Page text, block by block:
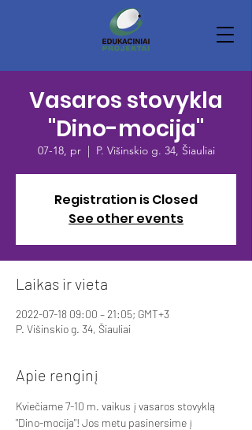
Vasaros stovykla
"Dino-mocija"
07-18, pr
  |
P. Višinskio g. 34, Šiauliai
Registration is Closed
See other events
Laikas ir vieta
2022-07-18 09:00 – 21:05; GMT+3
P. Višinskio g. 34, Šiauliai
Apie renginį
Kviečiame 7-10 m. vaikus į vasaros stovyklą
"Dino-mocija"! Jos metu pasinersime į